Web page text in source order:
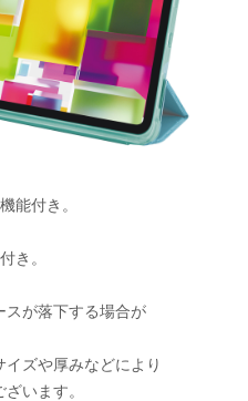
ション性のあるTPUを
収ケース。
、
合わせ。
能付き。
き。
スが落下する場合が
イズや厚みなどにより
います。